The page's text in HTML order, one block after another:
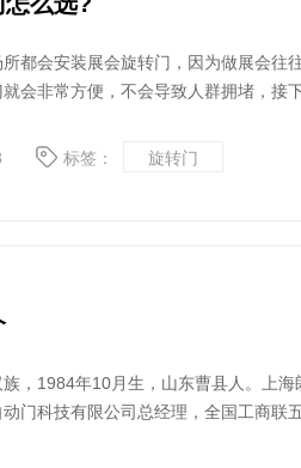
都会安装展会旋转门，因为做展会往
会非常方便，不会导致人群拥堵，接
标签： 旋转门
，1984年10月生，山东曹县人。上
门科技有限公司总经理，全国工商联